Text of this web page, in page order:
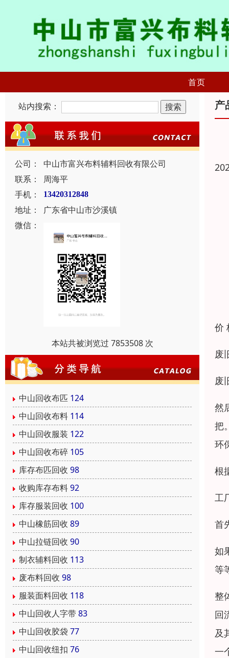
首页
站内搜索：
公司：
中山市富兴布料辅料回收有限公司
联系：
周海平
手机：
13420312848
地址：
广东省中山市沙溪镇
微信：
本站共被浏览过 7853508 次
中山回收布匹 124
中山回收布料 114
中山回收服装 122
中山回收布碎 105
库存布匹回收 98
收购库存布料92
库存服装回收 100
中山橡筋回收 89
中山拉链回收 90
制衣辅料回收 113
废布料回收 98
服装面料回收 118
中山回收人字带83
中山回收胶袋 77
中山回收纽扣 76
产
价
废
废
然
把
环
根
工
首
如
等
整
回
及
一